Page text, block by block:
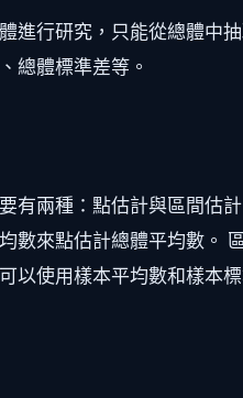
進行研究，只能從總體中
總體標準差等。
有兩種：點估計與區間估
數來點估計總體平均數。
以使用樣本平均數和樣本